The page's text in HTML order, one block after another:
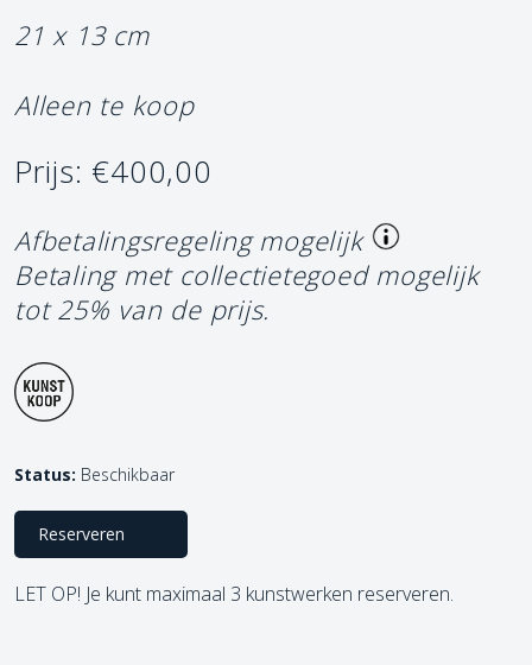
21 x 13 cm
Alleen te koop
Prijs: €400,00
Afbetalingsregeling mogelijk
Betaling met collectietegoed mogelijk
tot 25% van de prijs.
Status: Beschikbaar
Reserveren
LET OP! Je kunt maximaal 3 kunstwerken reserveren.